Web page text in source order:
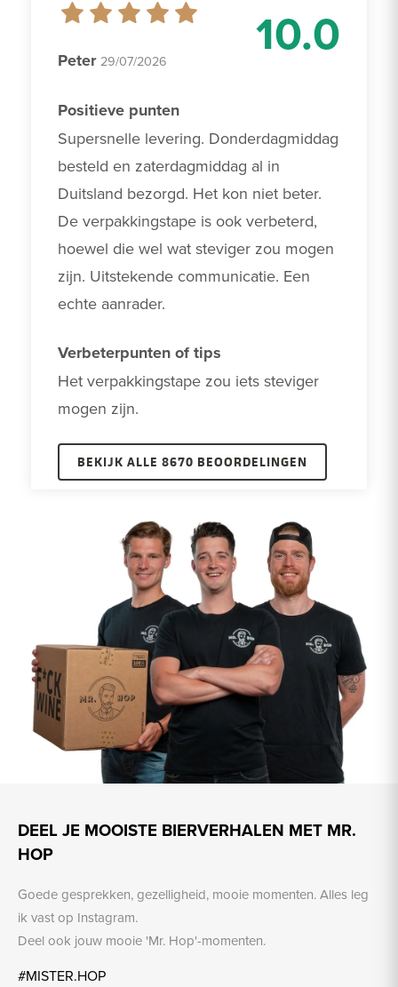
10.0
Peter 29/07/2026
Positieve punten
Supersnelle levering. Donderdagmiddag
besteld en zaterdagmiddag al in
Duitsland bezorgd. Het kon niet beter.
De verpakkingstape is ook verbeterd,
hoewel die wel wat steviger zou mogen
zijn. Uitstekende communicatie. Een
echte aanrader.
Verbeterpunten of tips
Het verpakkingstape zou iets steviger
mogen zijn.
BEKIJK ALLE 8670 BEOORDELINGEN
DEEL JE MOOISTE BIERVERHALEN MET MR.
HOP
Goede gesprekken, gezelligheid, mooie momenten. Alles leg
ik vast op Instagram.
Deel ook jouw mooie 'Mr. Hop'-momenten.
#MISTER.HOP